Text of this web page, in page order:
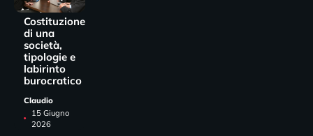
Costituzione
di una
società,
tipologie e
labirinto
burocratico
Claudio
15 Giugno
2026